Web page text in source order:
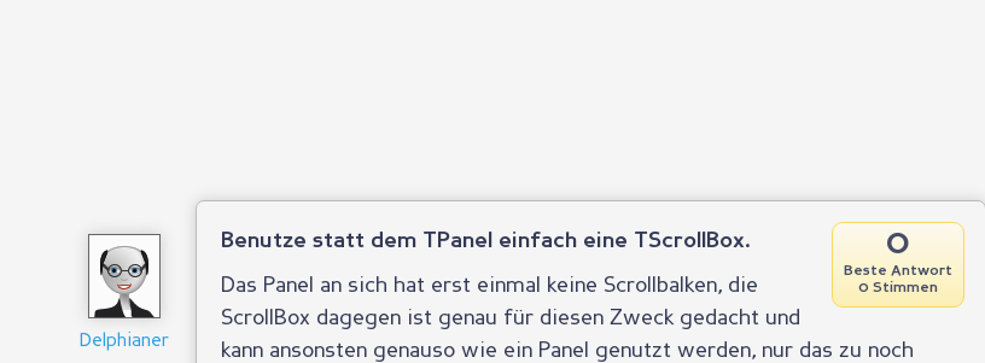
Delphianer
0
Beste Antwort
0 Stimmen
Benutze statt dem TPanel einfach eine TScrollBox.
Das Panel an sich hat erst einmal keine Scrollbalken, die
ScrollBox dagegen ist genau für diesen Zweck gedacht und
kann ansonsten genauso wie ein Panel genutzt werden, nur das zu noch